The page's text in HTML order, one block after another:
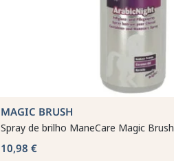
MAGIC BRUSH
Spray de brilho ManeCare Magic Brush
10,98 €